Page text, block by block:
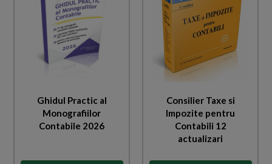
Ghidul Practic al
Monografiilor
Contabile 2026
Consilier Taxe si
Impozite pentru
Contabili 12
actualizari